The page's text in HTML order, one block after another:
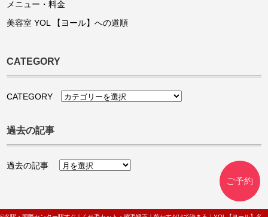
メニュー・料金
美容室 YOL 【ヨール】への道順
CATEGORY
CATEGORY
過去の記事
過去の記事
ご予約